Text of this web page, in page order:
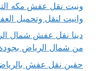
وانيت لنقل وتحميل
من شمال الرياض بجودة100%اتصل